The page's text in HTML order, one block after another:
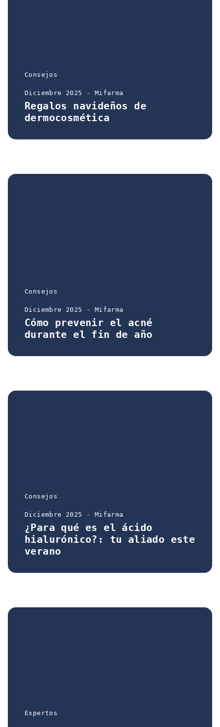
Consejos
Diciembre 2025 - Mifarma
Regalos navideños de
dermocosmética
Consejos
Diciembre 2025 - Mifarma
Cómo prevenir el acné
durante el fin de año
Consejos
Diciembre 2025 - Mifarma
¿Para qué es el ácido
hialurónico?: tu aliado este
verano
Expertos